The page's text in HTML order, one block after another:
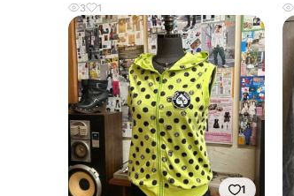
3 1
1